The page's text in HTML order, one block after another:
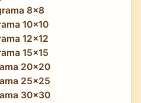
8x8
10x10
12x12
15x15
20x20
25x25
30x30